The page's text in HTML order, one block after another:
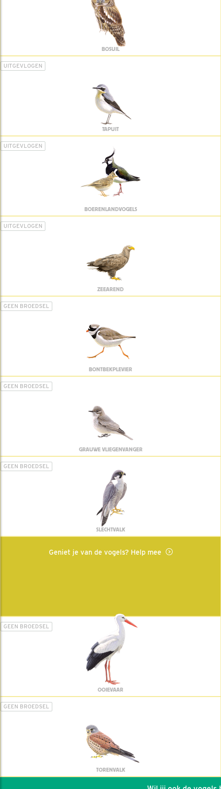
BOSUIL
UITGEVLOGEN
TAPUIT
UITGEVLOGEN
BOERENLANDVOGELS
UITGEVLOGEN
ZEEAREND
GEEN BROEDSEL
BONTBEKPLEVIER
GEEN BROEDSEL
GRAUWE VLIEGENVANGER
GEEN BROEDSEL
SLECHTVALK
Geniet je van de vogels? Help mee
GEEN BROEDSEL
OOIEVAAR
GEEN BROEDSEL
TORENVALK